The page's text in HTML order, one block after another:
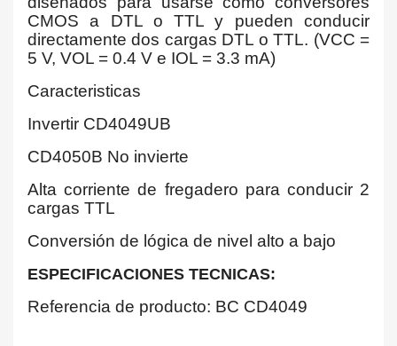
CMOS a DTL o TTL y pueden conducir
directamente dos cargas DTL o TTL. (VCC =
5 V, VOL = 0.4 V e IOL = 3.3 mA)
Caracteristicas
Invertir CD4049UB
CD4050B No invierte
Alta corriente de fregadero para conducir 2
cargas TTL
Conversión de lógica de nivel alto a bajo
ESPECIFICACIONES TECNICAS:
Referencia de producto: BC CD4049